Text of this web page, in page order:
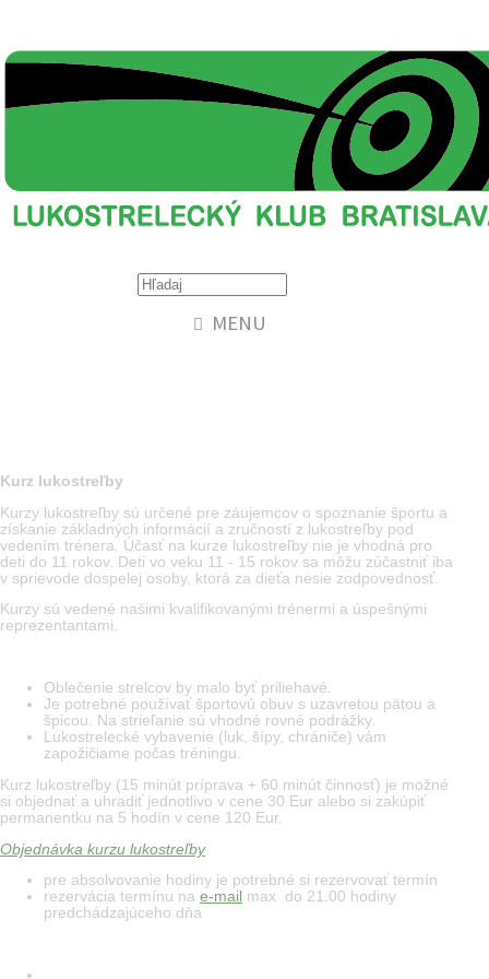
MENU
Kurz lukostreľby
Kurzy lukostreľby sú určené pre záujemcov o spoznanie športu a
získanie základných informácií a zručností z lukostreľby pod
vedením trénera. Účasť na kurze lukostreľby nie je vhodná pro
deti do 11 rokov. Deti vo veku 11 - 15 rokov sa môžu zúčastniť iba
v sprievode dospelej osoby, ktorá za dieťa nesie zodpovednosť.
Kurzy sú vedené našimi kvalifikovanými trénermi a úspešnými
reprezentantami.
Oblečenie strelcov by malo byť priliehavé.
Je potrebné používať športovú obuv s uzavretou pätou a
špicou. Na strieľanie sú vhodné rovné podrážky.
Lukostrelecké vybavenie (luk, šípy, chrániče) vám
zapožičiame počas tréningu.
Kurz lukostreľby (15 minút príprava + 60 minút činnosť) je možné
si objednať a uhradiť jednotlivo v cene 30 Eur alebo si zakúpiť
permanentku na 5 hodín v cene 120 Eur.
Objednávka kurzu lukostreľby
pre absolvovanie hodiny je potrebné si rezervovať termín
rezervácia termínu na e-mail max do 21.00 hodiny
predchádzajúceho dňa